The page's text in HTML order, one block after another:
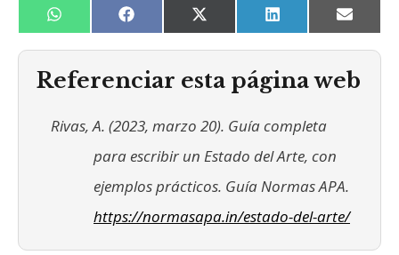
Compartir
en
W
h
a
s
p
Compartir
en
F
a
c
b
k
Compartir
en
X
(
T
i
e
)
Compartir
en
L
i
n
e
n
en
E
m
a
i
l
Referenciar esta página web
Rivas, A. (2023, marzo 20). Guía completa
para escribir un Estado del Arte, con
ejemplos prácticos. Guía Normas APA.
https://normasapa.in/estado-del-arte/